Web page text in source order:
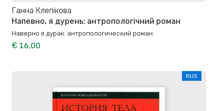
Ганна Клепікова
Напевно, я дурень: антропологічний роман
Наверно я дурак: антропологический роман
€ 16,00
RUS